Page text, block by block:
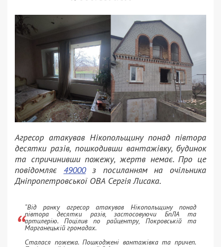
Агресор атакував Нікопольщину понад півтора
десятки разів, пошкодивши вантажівку, будинок
та спричинивши пожежу, жертв немає. Про це
повідомляє 49000з посиланням на очільника
Дніпропетровської ОВА Сергія Лисака.
“Від ранку агресор атакував Нікопольщину понад
півтора десятки разів, застосовуючи БпЛА та
артилерію. Поцілив по райцентру, Покровській та
Марганецькій громадах.
Сталася пожежа. Пошкоджені вантажівка та причеп.